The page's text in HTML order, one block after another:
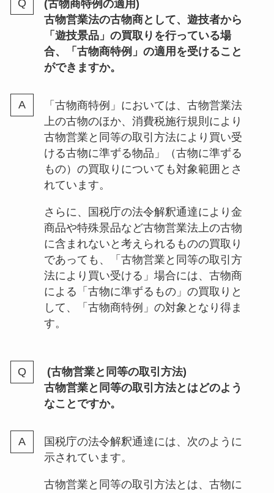
(古物商特例の適用)
古物営業法の古物商として、遊技者から
「遊技景品」の買取りを行っている場
合、「古物商特例」の適用を受けること
ができますか。
「古物商特例」においては、古物営業法
上の古物のほか、消費税施行規則により
古物営業と同等の取引方法により買い受
ける古物に準ずる物品」（古物に準ずる
もの）の買取りについても対象範囲とさ
れています。
さらに、国税庁の法令解釈通達により金
商品や特殊景品など古物営業法上の古物
に含まれないと考えられるものの買取り
であっても、「古物営業と同等の取引方
法により買い受ける」場合には、古物商
による「古物に準ずるもの」の買取りと
して、「古物商特例」の対象となり得ま
す。
(古物営業と同等の取引方法)
古物営業と同等の取引方法とはどのよう
なことですか。
国税庁の法令解釈通達には、次のように
示されています。
古物営業と同等の取引方法とは、古物に